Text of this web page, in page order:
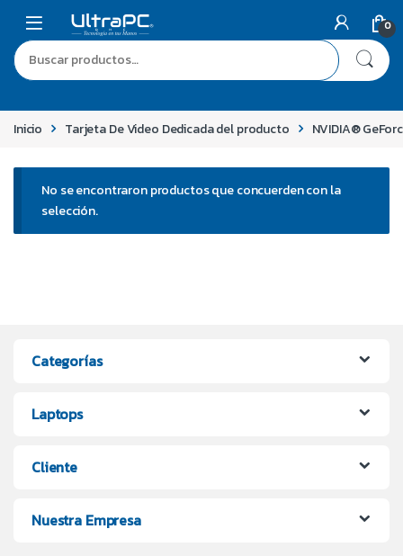
0
Inicio Tarjeta De Video Dedicada del producto NVIDIA®
No se encontraron productos que concuerden con la
selección.
Categorías
Laptops
Cliente
Nuestra Empresa